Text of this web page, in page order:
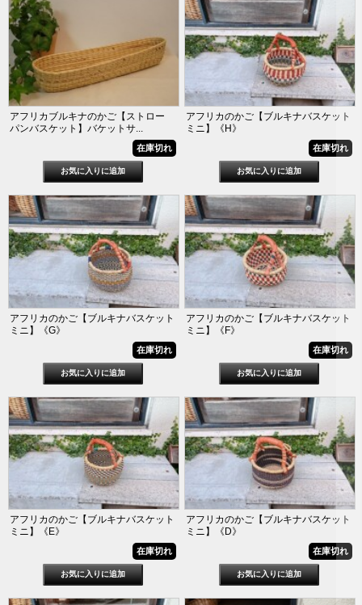
アフリカブルキナのかご【ストロー
パンバスケット】バケットサ...
在庫切れ
アフリカのかご【ブルキナバスケット
ミニ】《H》
在庫切れ
アフリカのかご【ブルキナバスケット
ミニ】《G》
在庫切れ
アフリカのかご【ブルキナバスケット
ミニ】《F》
在庫切れ
アフリカのかご【ブルキナバスケット
ミニ】《E》
在庫切れ
アフリカのかご【ブルキナバスケット
ミニ】《D》
在庫切れ